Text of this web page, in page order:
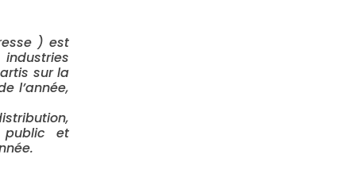
) est
sur la
l’année,
public et